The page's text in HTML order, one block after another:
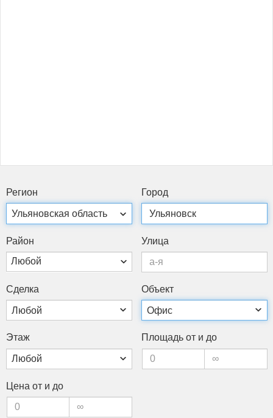
Ре­ги­он Го­род
Рай­он
Любой
Ули­ца
Сдел­ка Объ­ект
Этаж Пло­щадь от и до
Це­на от и до